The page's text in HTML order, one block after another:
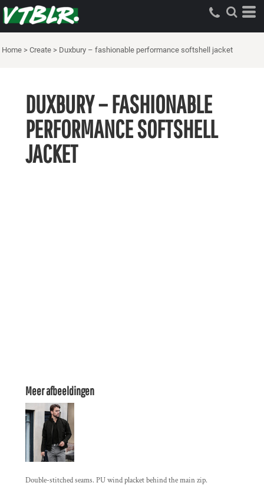
Home > Create > Duxbury – fashionable performance softshell jacket
DUXBURY – FASHIONABLE
PERFORMANCE SOFTSHELL
JACKET
Meer afbeeldingen
Double-stitched seams. PU wind placket behind the main zip.